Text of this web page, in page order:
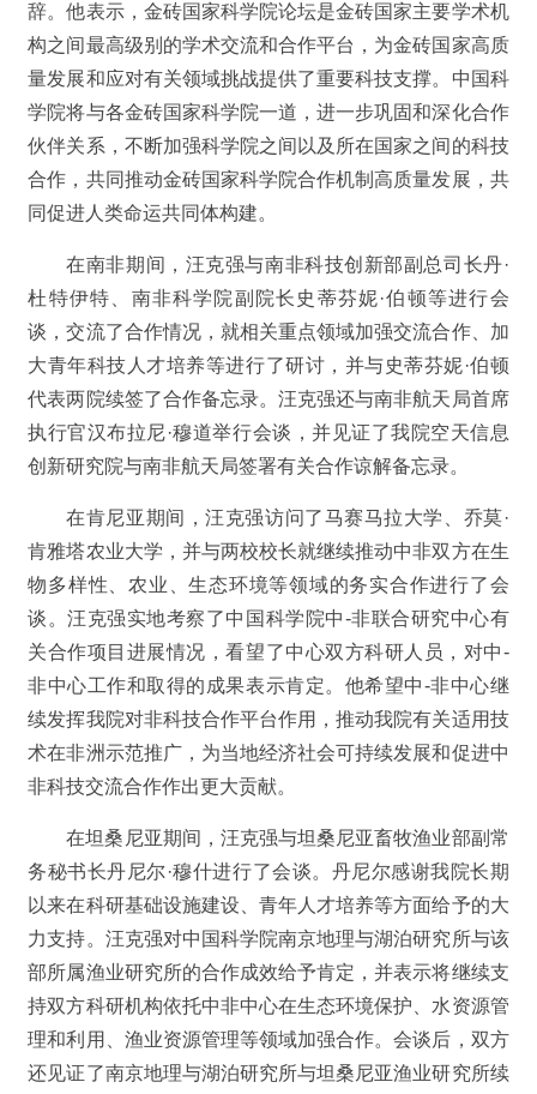
辞。他表示，金砖国家科学院论坛是金砖国家主要学术机
构之间最高级别的学术交流和合作平台，为金砖国家高质
量发展和应对有关领域挑战提供了重要科技支撑。中国科
学院将与各金砖国家科学院一道，进一步巩固和深化合作
伙伴关系，不断加强科学院之间以及所在国家之间的科技
合作，共同推动金砖国家科学院合作机制高质量发展，共
同促进人类命运共同体构建。
在南非期间，汪克强与南非科技创新部副总司长丹·
杜特伊特、南非科学院副院长史蒂芬妮·伯顿等进行会
谈，交流了合作情况，就相关重点领域加强交流合作、加
大青年科技人才培养等进行了研讨，并与史蒂芬妮·伯顿
代表两院续签了合作备忘录。汪克强还与南非航天局首席
执行官汉布拉尼·穆道举行会谈，并见证了我院空天信息
创新研究院与南非航天局签署有关合作谅解备忘录。
在肯尼亚期间，汪克强访问了马赛马拉大学、乔莫·
肯雅塔农业大学，并与两校校长就继续推动中非双方在生
物多样性、农业、生态环境等领域的务实合作进行了会
谈。汪克强实地考察了中国科学院中-非联合研究中心有
关合作项目进展情况，看望了中心双方科研人员，对中-
非中心工作和取得的成果表示肯定。他希望中-非中心继
续发挥我院对非科技合作平台作用，推动我院有关适用技
术在非洲示范推广，为当地经济社会可持续发展和促进中
非科技交流合作作出更大贡献。
在坦桑尼亚期间，汪克强与坦桑尼亚畜牧渔业部副常
务秘书长丹尼尔·穆什进行了会谈。丹尼尔感谢我院长期
以来在科研基础设施建设、青年人才培养等方面给予的大
力支持。汪克强对中国科学院南京地理与湖泊研究所与该
部所属渔业研究所的合作成效给予肯定，并表示将继续支
持双方科研机构依托中非中心在生态环境保护、水资源管
理和利用、渔业资源管理等领域加强合作。会谈后，双方
还见证了南京地理与湖泊研究所与坦桑尼亚渔业研究所续